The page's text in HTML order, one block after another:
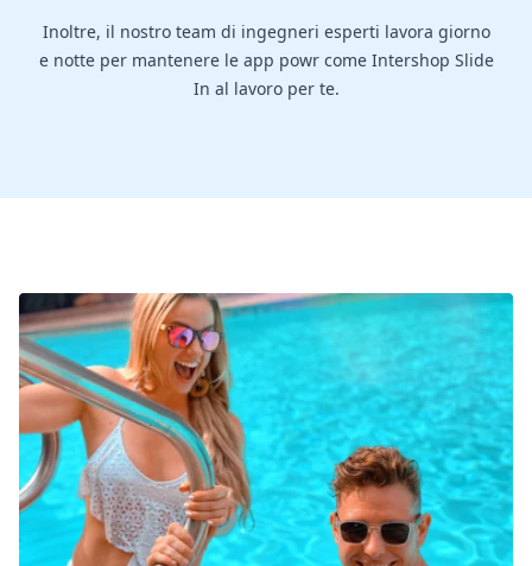
Inoltre, il nostro team di ingegneri esperti lavora giorno
e notte per mantenere le app powr come Intershop Slide
In al lavoro per te.